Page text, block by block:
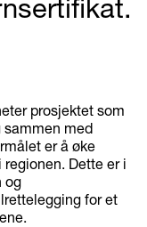
prosjektet som
sammen med
er å øke
Dette er i
og
for et